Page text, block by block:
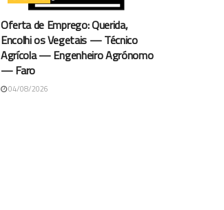
Oferta de Emprego: Querida,
Encolhi os Vegetais — Técnico
Agrícola — Engenheiro Agrónomo
— Faro
04/08/2026